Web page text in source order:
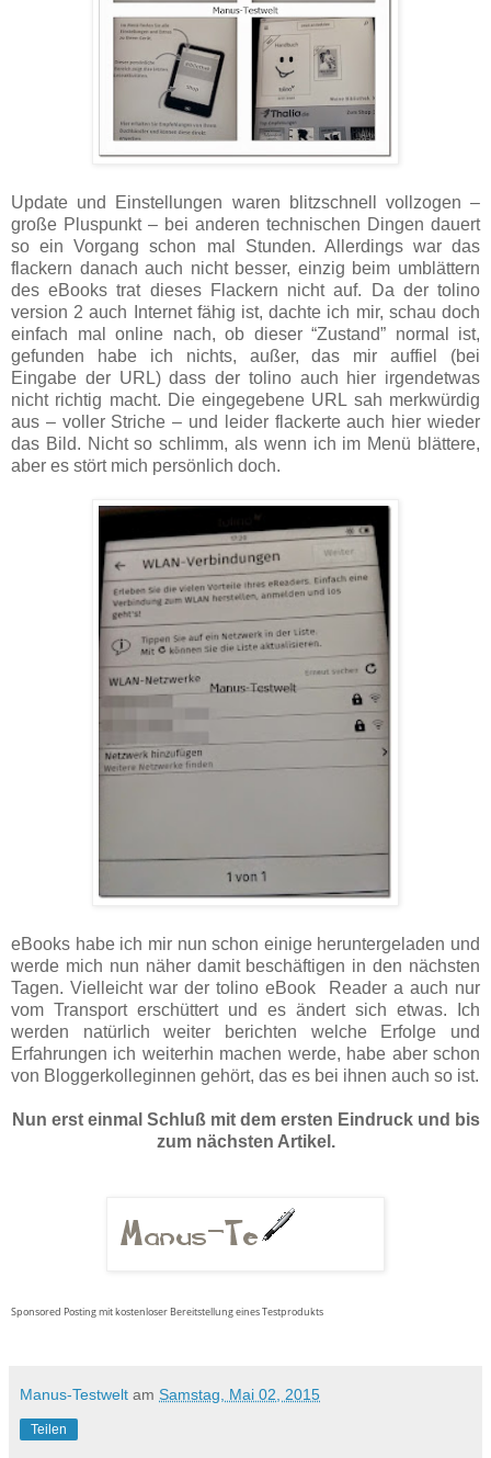
Update und Einstellungen waren blitzschnell vollzogen –
große Pluspunkt – bei anderen technischen Dingen dauert
so ein Vorgang schon mal Stunden. Allerdings war das
flackern danach auch nicht besser, einzig beim umblättern
des eBooks trat dieses Flackern nicht auf. Da der tolino
version 2 auch Internet fähig ist, dachte ich mir, schau doch
einfach mal online nach, ob dieser “Zustand” normal ist,
gefunden habe ich nichts, außer, das mir auffiel (bei
Eingabe der URL) dass der tolino auch hier irgendetwas
nicht richtig macht. Die eingegebene URL sah merkwürdig
aus – voller Striche – und leider flackerte auch hier wieder
das Bild. Nicht so schlimm, als wenn ich im Menü blättere,
aber es stört mich persönlich doch.
eBooks habe ich mir nun schon einige heruntergeladen und
werde mich nun näher damit beschäftigen in den nächsten
Tagen. Vielleicht war der tolino eBook Reader a auch nur
vom Transport erschüttert und es ändert sich etwas. Ich
werden natürlich weiter berichten welche Erfolge und
Erfahrungen ich weiterhin machen werde, habe aber schon
von Bloggerkolleginnen gehört, das es bei ihnen auch so ist.
Nun erst einmal Schluß mit dem ersten Eindruck und bis
zum nächsten Artikel.
Sponsored Posting mit kostenloser Bereitstellung eines Testprodukts
Manus-Testwelt am Samstag, Mai 02, 2015
Teilen